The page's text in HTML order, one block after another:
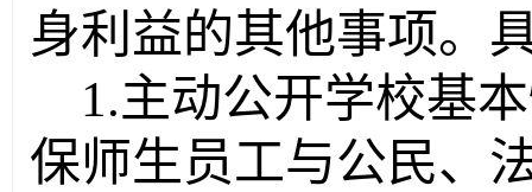
身利益的其他事项。
1.主动公开学校基
保师生员工与公民、